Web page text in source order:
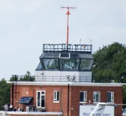
300 i Citation